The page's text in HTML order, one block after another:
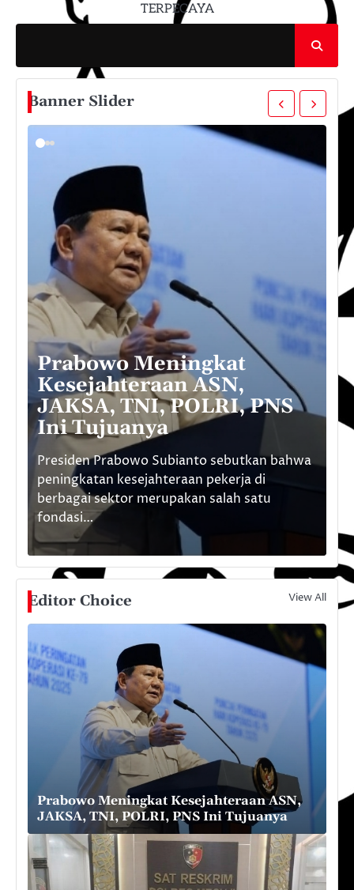
TERPECAYA
Banner Slider
Prabowo Meningkat
Kesejahteraan ASN,
JAKSA, TNI, POLRI, PNS
Ini Tujuanya
Presiden Prabowo Subianto sebutkan bahwa
peningkatan kesejahteraan pekerja di
berbagai sektor merupakan salah satu
fondasi…
Editor Choice View All
Prabowo Meningkat Kesejahteraan ASN,
JAKSA, TNI, POLRI, PNS Ini Tujuanya